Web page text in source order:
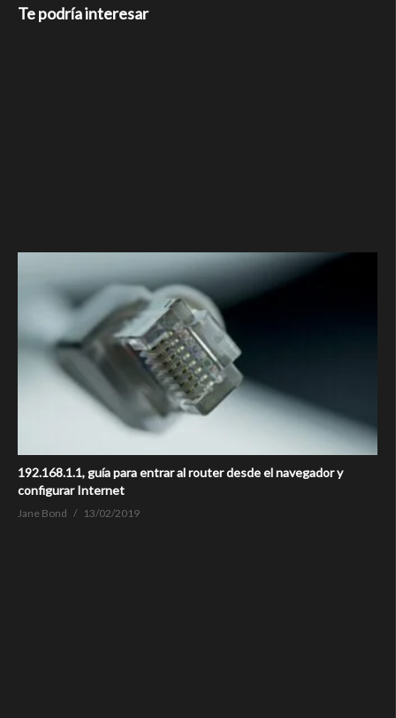
Te podría interesar
192.168.1.1, guía para entrar al router desde el navegador y
configurar Internet
Jane Bond 13/02/2019